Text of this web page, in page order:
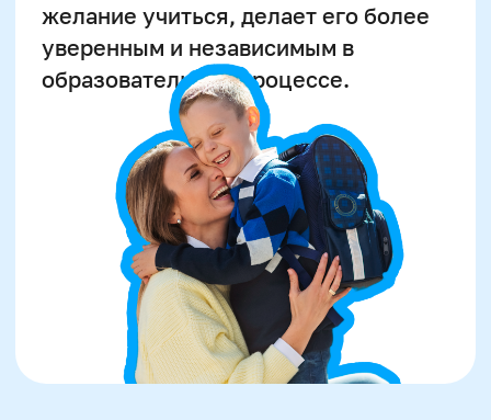
Участвуйте в школьных
мероприятиях
Подготовьте ребенка к новым
знакомствам
Разговаривайте о предстоящих
изменениях
Плавно переходите к новому
Развивайте социальные навыки
игры
Создайте учебный уголок дома